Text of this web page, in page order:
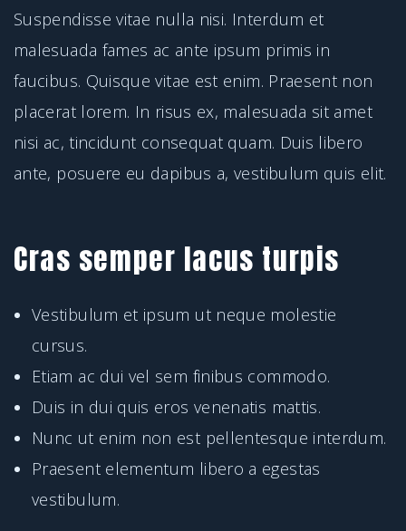
Suspendisse vitae nulla nisi. Interdum et
malesuada fames ac ante ipsum primis in
faucibus. Quisque vitae est enim. Praesent non
placerat lorem. In risus ex, malesuada sit amet
nisi ac, tincidunt consequat quam. Duis libero
ante, posuere eu dapibus a, vestibulum quis elit.
Cras semper lacus turpis
Vestibulum et ipsum ut neque molestie
cursus.
Etiam ac dui vel sem finibus commodo.
Duis in dui quis eros venenatis mattis.
Nunc ut enim non est pellentesque interdum.
Praesent elementum libero a egestas
vestibulum.